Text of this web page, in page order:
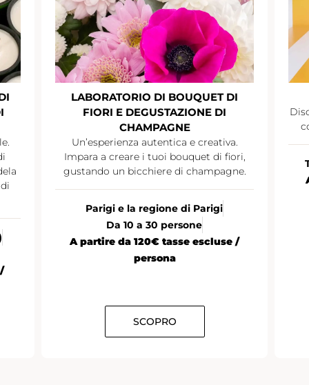
LABORATORIO DI BOUQUET DI
FIORI E DEGUSTAZIONE DI
CHAMPAGNE
Un’esperienza autentica e creativa.
Impara a creare i tuoi bouquet di fiori,
gustando un bicchiere di champagne.
Parigi e la regione di Parigi
Da 10 a 30 persone
A partire da 120€ tasse escluse /
persona
SCOPRO